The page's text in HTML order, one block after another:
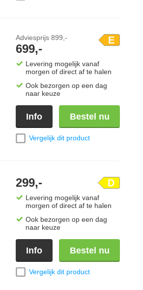
E
Adviesprijs 899,-
699,-
Levering mogelijk vanaf
morgen of direct af te halen
Ook bezorgen op een dag
naar keuze
Info Bestel nu
Vergelijk dit product
D
299,-
Levering mogelijk vanaf
morgen of direct af te halen
Ook bezorgen op een dag
naar keuze
Info Bestel nu
Vergelijk dit product